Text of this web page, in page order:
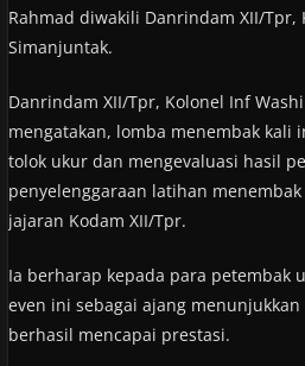
Rahmad diwakili Danrindam XII/Tpr,
Simanjuntak.
Danrindam XII/Tpr, Kolonel Inf
mengatakan, lomba menembak kali
tolok ukur dan mengevaluasi hasil
penyelenggaraan latihan
jajaran Kodam XII/Tpr.
Ia berharap kepada para petembak
even ini sebagai ajang
berhasil mencapai prestasi.